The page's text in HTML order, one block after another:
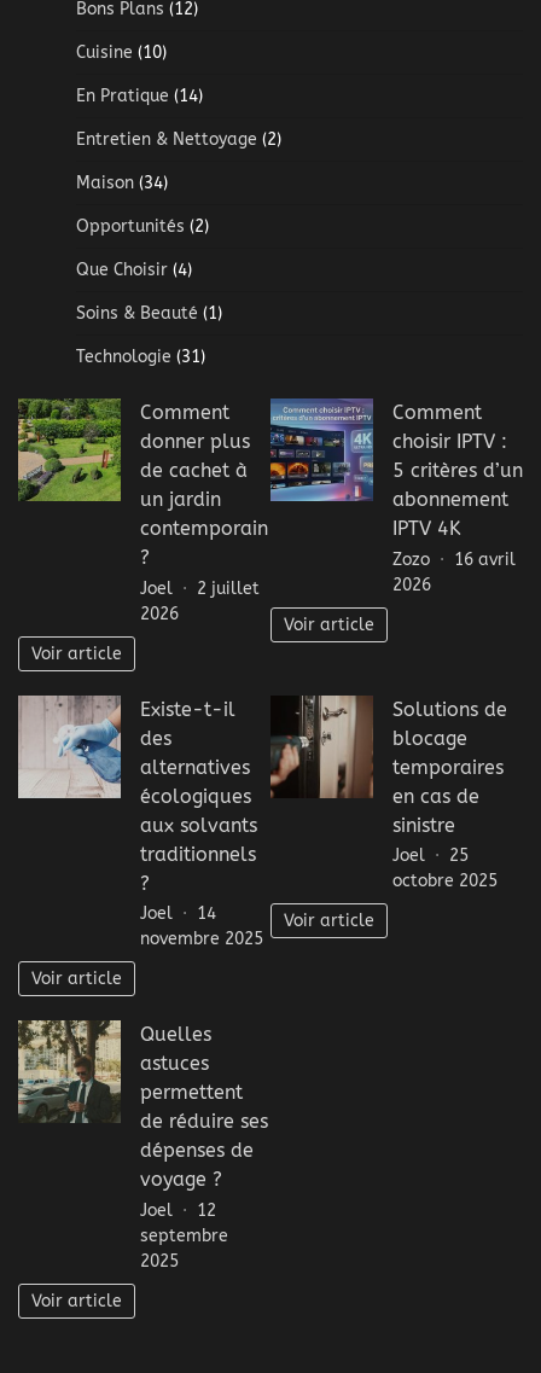
Bons Plans (12)
Cuisine (10)
En Pratique (14)
Entretien & Nettoyage (2)
Maison (34)
Opportunités (2)
Que Choisir (4)
Soins & Beauté (1)
Technologie (31)
Comment
donner plus
de cachet à
un jardin
contemporain
?
Joel
2 juillet
2026
Voir article
Comment
choisir IPTV :
5 critères d’un
abonnement
IPTV 4K
Zozo
16 avril
2026
Voir article
Existe-t-il
des
alternatives
écologiques
aux solvants
traditionnels
?
Joel
14
novembre 2025
Voir article
Solutions de
blocage
temporaires
en cas de
sinistre
Joel
25
octobre 2025
Voir article
Quelles
astuces
permettent
de réduire ses
dépenses de
voyage ?
Joel
12
septembre
2025
Voir article